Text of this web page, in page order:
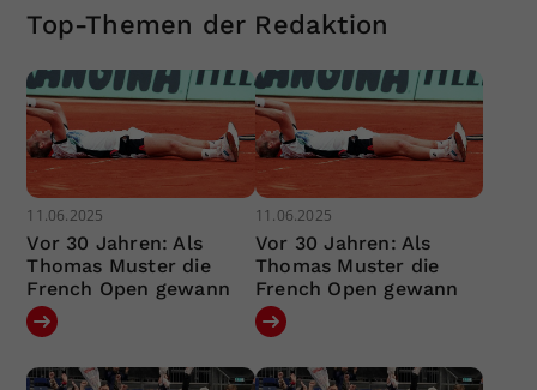
Top-Themen der Redaktion
11.06.2025
Vor 30 Jahren: Als
Thomas Muster die
French Open gewann
11.06.2025
Vor 30 Jahren: Als
Thomas Muster die
French Open gewann